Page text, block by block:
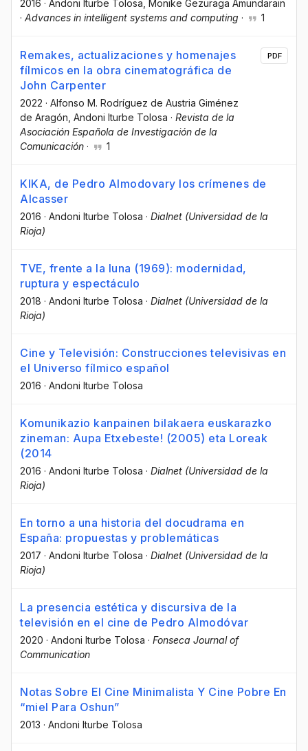
2016 · Andoni Iturbe Tolosa , Monike Gezuraga Amundarain
· Advances in intelligent systems and computing · 1
Remakes, actualizaciones y homenajes
fílmicos en la obra cinematográfica de
John Carpenter
2022 · Alfonso M. Rodríguez de Austria Giménez
de Aragón , Andoni Iturbe Tolosa · Revista de la
Asociación Española de Investigación de la
Comunicación · 1
PDF
KIKA, de Pedro Almodovary los crímenes de
Alcasser
2016 · Andoni Iturbe Tolosa · Dialnet (Universidad de la
Rioja)
TVE, frente a la luna (1969): modernidad,
ruptura y espectáculo
2018 · Andoni Iturbe Tolosa · Dialnet (Universidad de la
Rioja)
Cine y Televisión: Construcciones televisivas en
el Universo fílmico español
2016 · Andoni Iturbe Tolosa
Komunikazio kanpainen bilakaera euskarazko
zineman: Aupa Etxebeste! (2005) eta Loreak
(2014
2016 · Andoni Iturbe Tolosa · Dialnet (Universidad de la
Rioja)
En torno a una historia del docudrama en
España: propuestas y problemáticas
2017 · Andoni Iturbe Tolosa · Dialnet (Universidad de la
Rioja)
La presencia estética y discursiva de la
televisión en el cine de Pedro Almodóvar
2020 · Andoni Iturbe Tolosa · Fonseca Journal of
Communication
Notas Sobre El Cine Minimalista Y Cine Pobre En
“miel Para Oshun”
2013 · Andoni Iturbe Tolosa